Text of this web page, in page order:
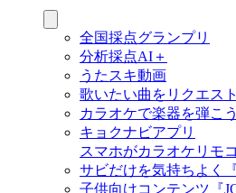
全国採点グランプリ
分析採点AI＋
うたスキ動画
歌いたい曲をリクエスト
カラオケで楽器を弾こう
キョクナビアプリ
スマホがカラオケリモ
サビだけを気持ちよく
子供向けコンテンツ『